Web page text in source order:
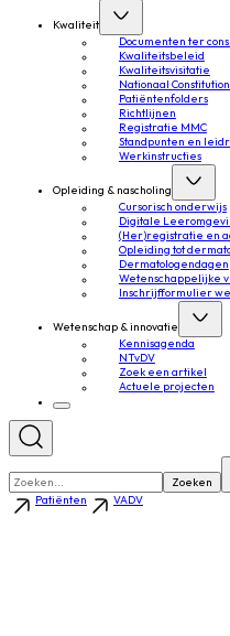
Kwaliteit
Documenten ter
Kwaliteitsbeleid
Kwaliteitsvisitatie
Nationaal
Patiëntenfolders
Richtlijnen
Registratie MMC
Standpunten en
Werkinstructies
Opleiding & nascholing
Cursorisch onderwijs
Digitale
(Her)registratie en
Opleiding tot
Dermatologendagen
Wetenschappelijke
Inschrijfformulier
Wetenschap & innovatie
Kennisagenda
NTvDV
Zoek een artikel
Actuele projecten
Patiënten VADV